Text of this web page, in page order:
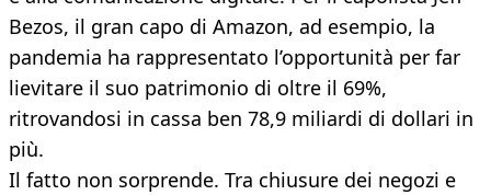
Bezos, il gran capo di Amazon, ad esempio, la
pandemia ha rappresentato l’opportunità per far
lievitare il suo patrimonio di oltre il 69%,
ritrovandosi in cassa ben 78,9 miliardi di dollari in
più.
Il fatto non sorprende. Tra chiusure dei negozi e